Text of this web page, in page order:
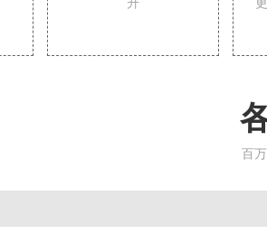
升
百